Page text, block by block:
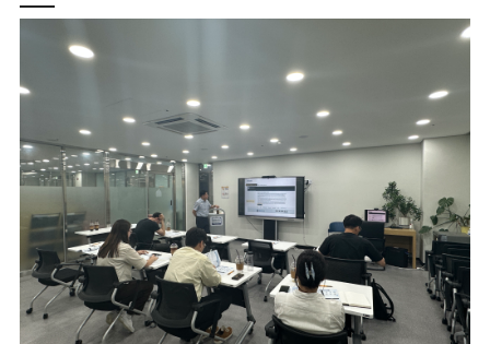
동향정보 글로벌통상리포트
글로벌비즈니스 기업홍보관
수출원스톱센터 센터소개 수